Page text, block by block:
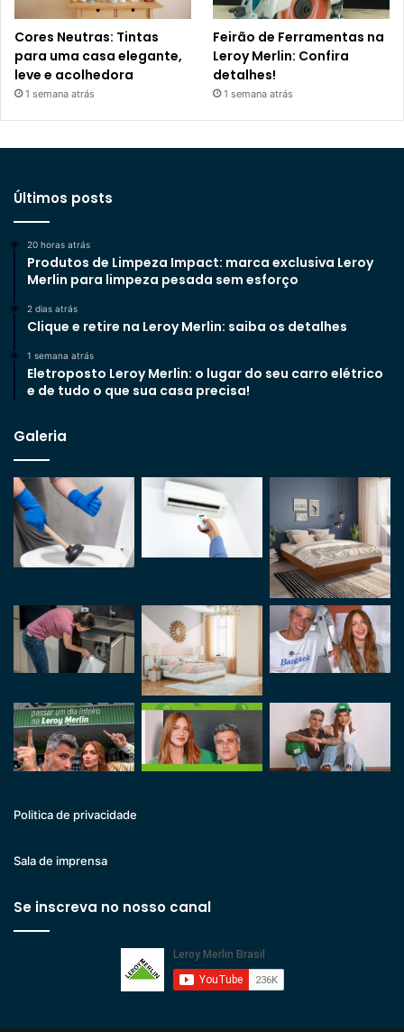
Cores Neutras: Tintas
para uma casa elegante,
leve e acolhedora
1 semana atrás
Feirão de Ferramentas na
Leroy Merlin: Confira
detalhes!
1 semana atrás
Últimos posts
20 horas atrás
Produtos de Limpeza Impact: marca exclusiva Leroy
Merlin para limpeza pesada sem esforço
2 dias atrás
Clique e retire na Leroy Merlin: saiba os detalhes
1 semana atrás
Eletroposto Leroy Merlin: o lugar do seu carro elétrico
e de tudo o que sua casa precisa!
Galeria
Politica de privacidade
Sala de imprensa
Se inscreva no nosso canal